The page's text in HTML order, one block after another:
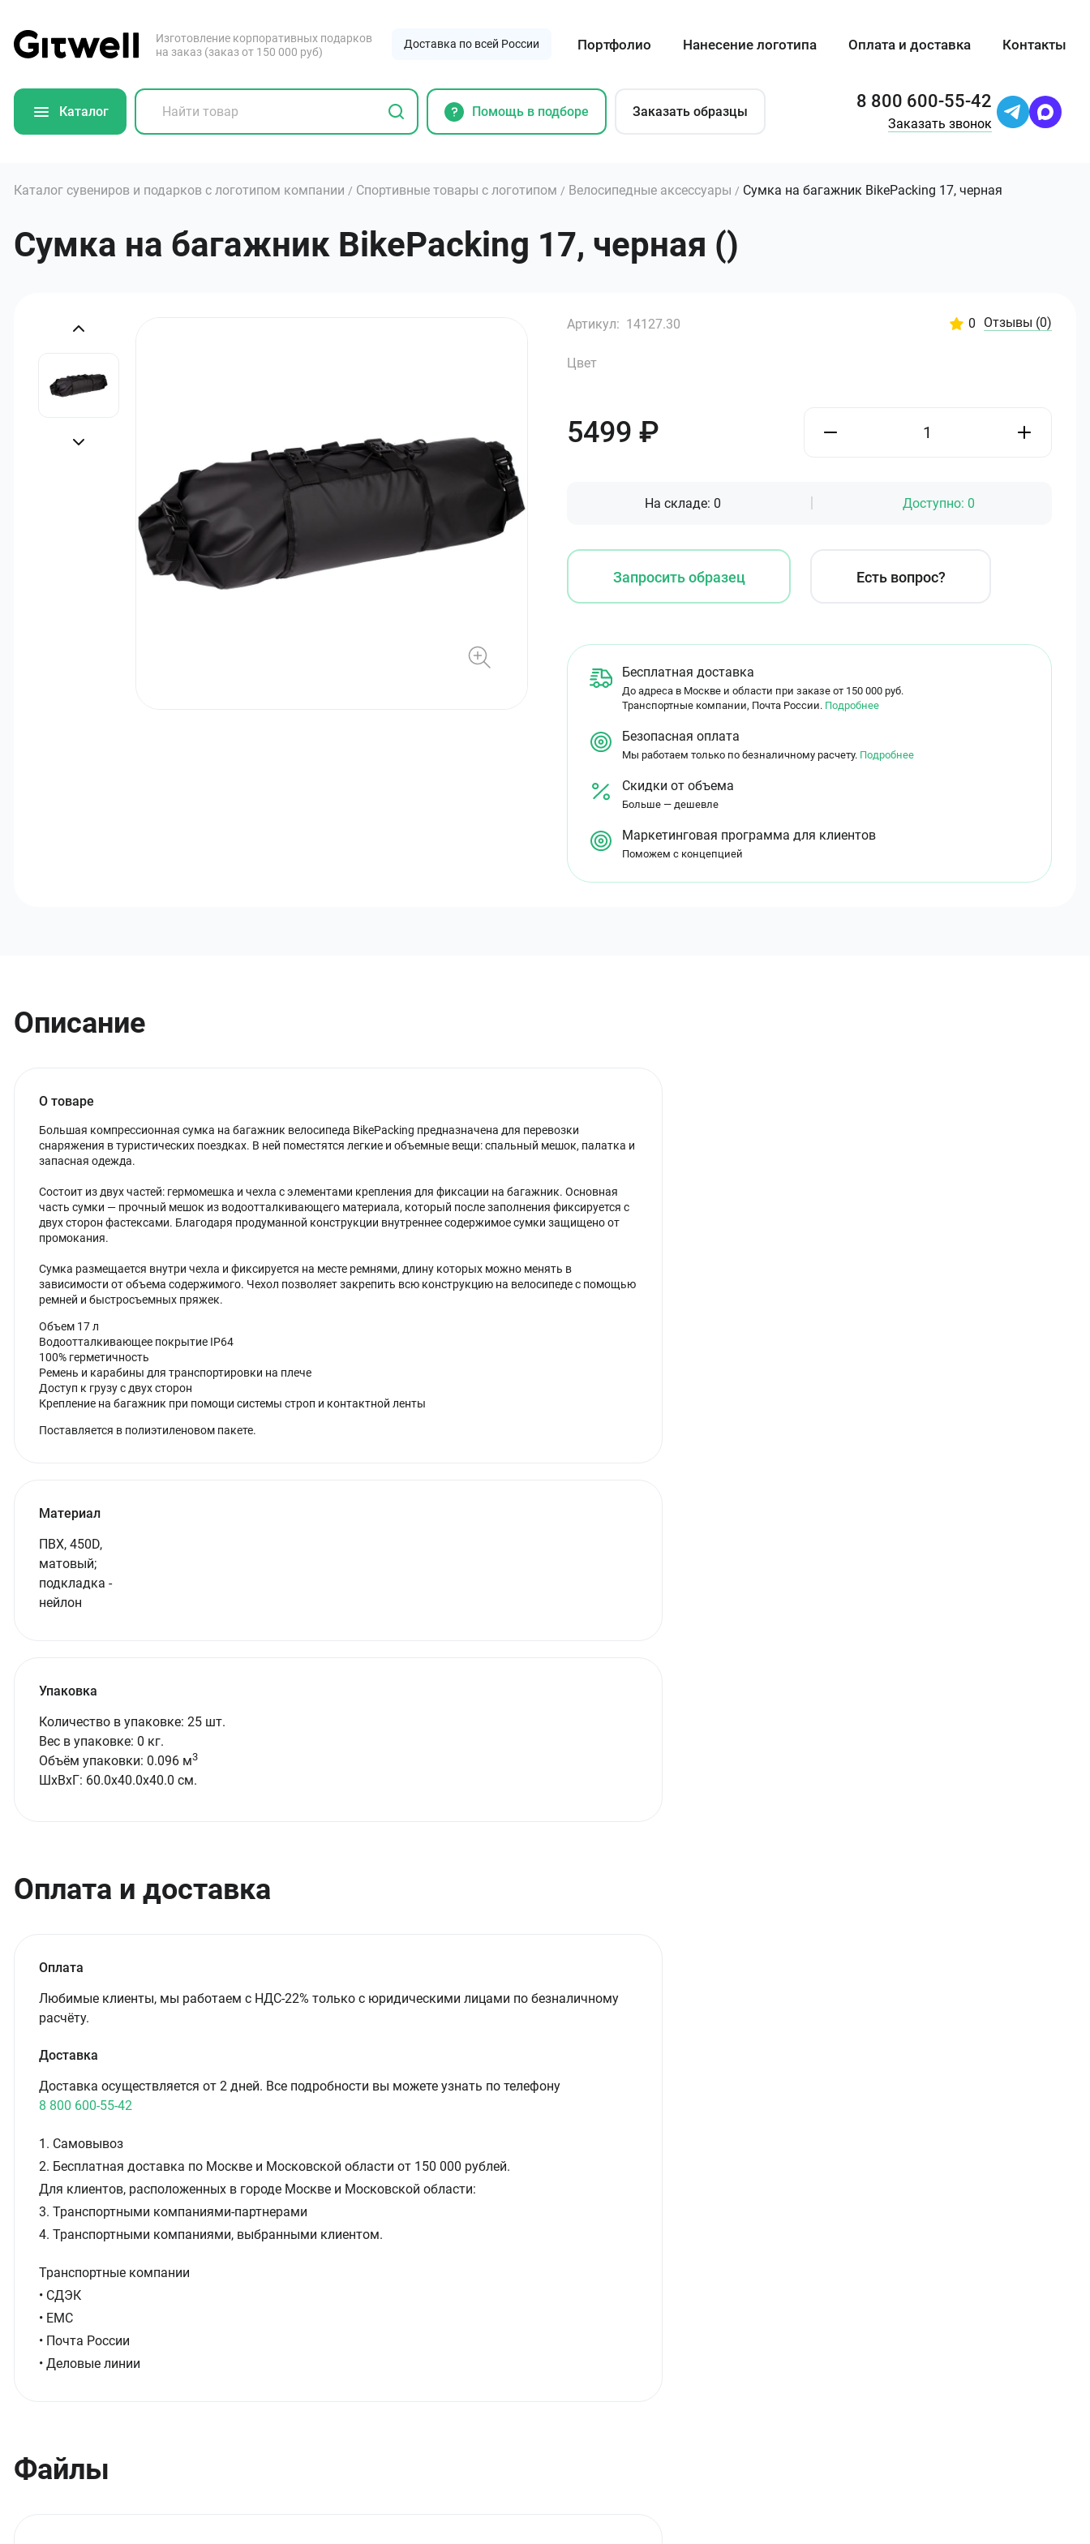
Изготовление корпоративных подарков
на заказ (заказ от 150 000 руб)
Доставка по всей России Портфолио Нанесение логотипа Оплата и доставка Контакты
Каталог Помощь в подборе Заказать образцы 8 800 600-55-42
Заказать звонок
Каталог сувениров и подарков с логотипом компании / Спортивные товары с логотипом / Велосипедные аксессуары / Сумка на багажник BikePacking 17, черная
Сумка на багажник BikePacking 17, черная ()
Артикул: 14127.30 0 Отзывы (0)
Цвет
5499 ₽
На складе: 0 Доступно: 0
Запросить образец Есть вопрос?
Бесплатная доставка
До адреса в Москве и области при заказе от 150 000 руб.
Транспортные компании, Почта России. Подробнее
Безопасная оплата
Мы работаем только по безналичному расчету. Подробнее
Скидки от объема
Больше — дешевле
Маркетинговая программа для клиентов
Поможем с концепцией
Описание
О товаре
Большая компрессионная сумка на багажник велосипеда BikePacking предназначена для перевозки
снаряжения в туристических поездках. В ней поместятся легкие и объемные вещи: спальный мешок, палатка и
запасная одежда.
Состоит из двух частей: гермомешка и чехла с элементами крепления для фиксации на багажник. Основная
часть сумки — прочный мешок из водоотталкивающего материала, который после заполнения фиксируется с
двух сторон фастексами. Благодаря продуманной конструкции внутреннее содержимое сумки защищено от
промокания.
Сумка размещается внутри чехла и фиксируется на месте ремнями, длину которых можно менять в
зависимости от объема содержимого. Чехол позволяет закрепить всю конструкцию на велосипеде с помощью
ремней и быстросъемных пряжек.
Объем 17 л
Водоотталкивающее покрытие IP64
100% герметичность
Ремень и карабины для транспортировки на плече
Доступ к грузу с двух сторон
Крепление на багажник при помощи системы строп и контактной ленты
Поставляется в полиэтиленовом пакете.
Материал
ПВХ, 450D,
матовый;
подкладка -
нейлон
Упаковка
Количество в упаковке: 25 шт.
Вес в упаковке: 0 кг.
Объём упаковки: 0.096 м3
ШxВxГ: 60.0x40.0x40.0 см.
Оплата и доставка
Оплата
Любимые клиенты, мы работаем с НДС-22% только с юридическими лицами по безналичному
расчёту.
Доставка
Доставка осуществляется от 2 дней. Все подробности вы можете узнать по телефону
8 800 600-55-42
1. Самовывоз
2. Бесплатная доставка по Москве и Московской области от 150 000 рублей.
Для клиентов, расположенных в городе Москве и Московской области:
3. Транспортными компаниями-партнерами
4. Транспортными компаниями, выбранными клиентом.
Транспортные компании
• СДЭК
• ЕМС
• Почта России
• Деловые линии
Файлы